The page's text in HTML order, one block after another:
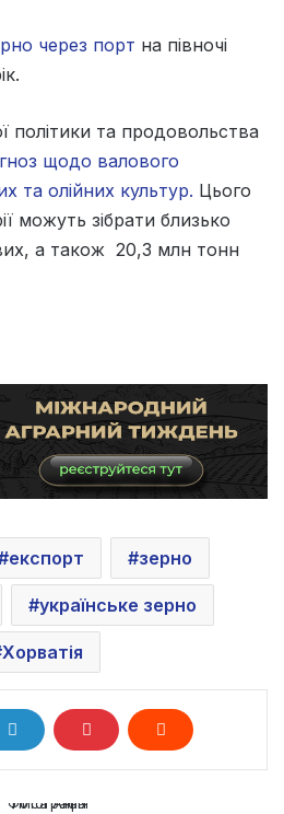
через порт на півночі
політики та продовольства
щодо валового
та олійних культур. Цього
можуть зібрати близько
а також 20,3 млн тонн
експорт зерно
українське зерно
Хорватія